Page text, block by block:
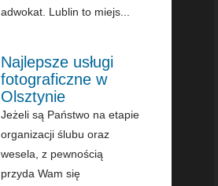
adwokat. Lublin to miejs...
Najlepsze usługi
fotograficzne w
Olsztynie
Jeżeli są Państwo na etapie
organizacji ślubu oraz
wesela, z pewnością
przyda Wam się